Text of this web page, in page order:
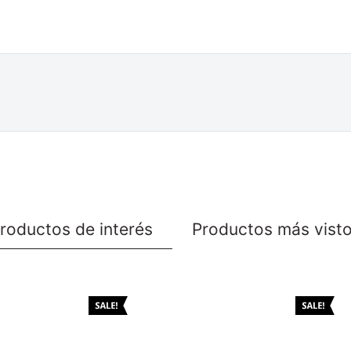
de interés Productos más